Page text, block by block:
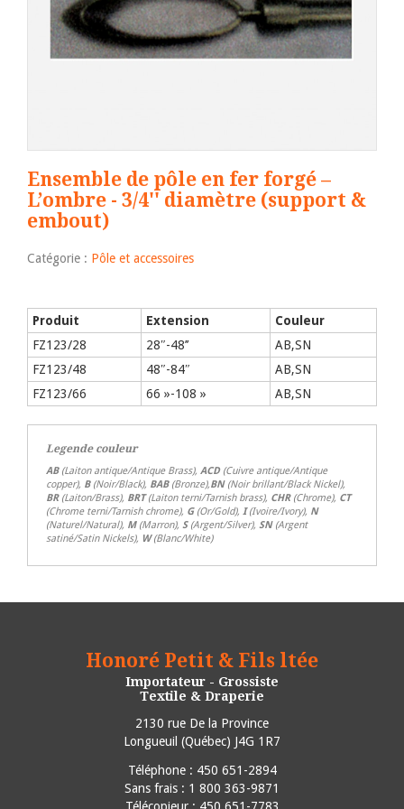
Ensemble de pôle en fer forgé –
L’ombre - 3/4'' diamètre (support &
embout)
Catégorie : Pôle et accessoires
Produit Extension
Couleur
FZ123/28
28″-48’’
AB,SN
FZ123/48
48″-84″
AB,SN
FZ123/66
66 »-108 » AB,SN
Legende couleur
AB(Laiton antique/Antique Brass), ACD(Cuivre antique/Antique
copper), B(Noir/Black), BAB(Bronze),BN(Noir brillant/Black Nickel),
BR (Laiton/Brass), BRT(Laiton terni/Tarnish brass), CHR(Chrome), CT
(Chrome terni/Tarnish chrome), G(Or/Gold), I (Ivoire/Ivory), N
(Naturel/Natural), M(Marron), S(Argent/Silver), SN(Argent
satiné/Satin Nickels), W(Blanc/White)
Honoré Petit & Fils ltée
Importateur - Grossiste
Textile & Draperie
2130 rue De la Province
Longueuil (Québec) J4G 1R7
Téléphone : 450 651-2894
Sans frais : 1 800 363-9871